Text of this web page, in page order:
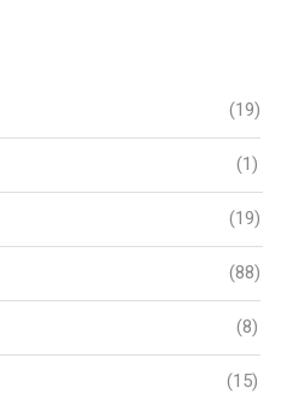
(19)
(1)
(19)
(88)
(8)
(15)